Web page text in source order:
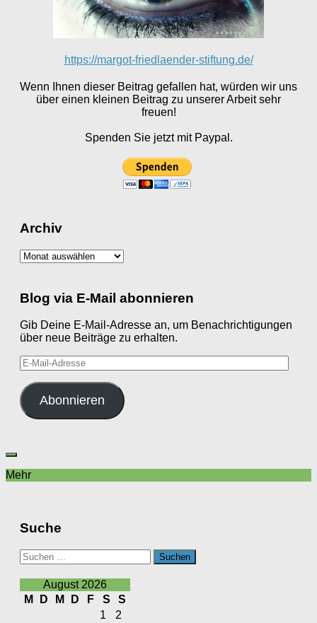
https://margot-friedlaender-stiftung.de/
Wenn Ihnen dieser Beitrag gefallen hat, würden wir uns
über einen kleinen Beitrag zu unserer Arbeit sehr
freuen!
Spenden Sie jetzt mit Paypal.
Archiv
Archiv
Blog via E-Mail abonnieren
Gib Deine E-Mail-Adresse an, um Benachrichtigungen
über neue Beiträge zu erhalten.
E-
Mail-
Adresse
Abonnieren
Mehr
Suche
Suchen
nach:
August 2026
M
D M D F S
S
1
2